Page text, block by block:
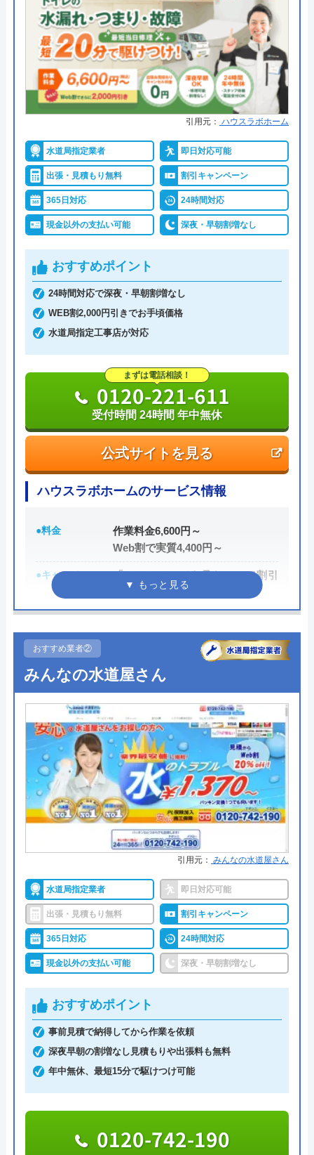
引用元： ハウスラボホーム
水道局指定業者 即日対応可能
出張・見積もり無料 割引キャンペーン
365日対応 24時間対応
現金以外の支払い可能 深夜・早朝割増なし
おすすめポイント
24時間対応で深夜・早朝割増なし
WEB割2,000円引きでお手頃価格
水道局指定工事店が対応
公式サイトを見る
まずは電話相談！
0120-221-611
受付時間 24時間 年中無休
ハウスラボホームのサービス情報
●料金
作業料金6,600円～
Web割で実質4,400円～
●キャンペーン
「ホームページを見た！」で割引
2,000円
●受付時間
●定休日 年中無休
●出張見積もり 出張・見積もり無料
●支払い方法
現金、クレジットカード、コンビ
ニ後払い、QRコード決済
●累計実績
提携先は大手企業との法人契約多
数
●保証・保険
商品保証最長10年・施工保証最長5
年
詳細は公式HPでご確認ください
ハウスラボホームがおすすめの理由
ハウスラボホームは全国各地に拠点を構えている水
道修理業者です。トイレ、キッチン、浴室などの水
まわりトラブル全般に対応しており、作業料金が
6,600円からとお手頃価格で提供をしています。
万が一、水まわりに問題が発生した場合は、最短20
分でお客様の元にスタッフが駆けつけます。出張見
積もりキャンセルは0円、深夜早朝でも割増料金は
おすすめ業者②
みんなの水道屋さん
引用元： みんなの水道屋さん
水道局指定業者 即日対応可能
出張・見積もり無料 割引キャンペーン
365日対応 24時間対応
現金以外の支払い可能 深夜・早朝割増なし
おすすめポイント
事前見積で納得してから作業を依頼
深夜早朝の割増なし見積もりや出張料も無料
年中無休、最短15分で駆けつけ可能
0120-742-190